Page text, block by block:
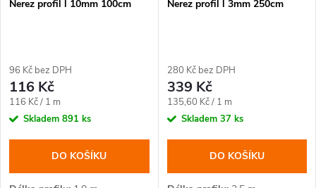
Nerez profil l 10mm 100cm
96 Kč bez DPH
116 Kč
Měrná
cena:
116 Kč / 1 m
Skladem 891 ks
DO KOŠÍKU
Nerez profil l 3mm 250cm
280 Kč bez DPH
339 Kč
Měrná
cena:
135,60 Kč / 1 m
Skladem 37 ks
DO KOŠÍKU